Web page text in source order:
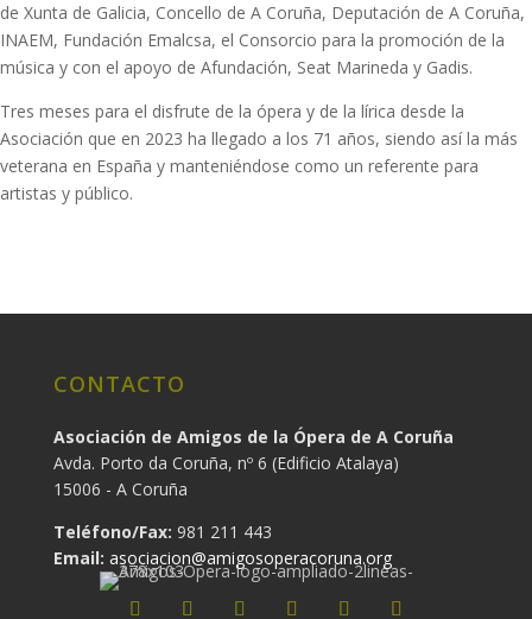
de Xunta de Galicia, Concello de A Coruña, Deputación de A Coruña,
INAEM, Fundación Emalcsa, el Consorcio para la promoción de la
música y con el apoyo de Afundación, Seat Marineda y Gadis.
Tres meses para el disfrute de la ópera y de la lírica desde la
Asociación que en 2023 ha llegado a los 71 años, siendo así la más
veterana en España y manteniéndose como un referente para
artistas y público.
CONTACTO
Asociación de Amigos de la Ópera de A Coruña
Avda. Porto da Coruña, nº 6 (Edificio Atalaya)
15006 - A Coruña
Teléfono/Fax: 981 211 443
Email: asociacion@amigosoperacoruna.org